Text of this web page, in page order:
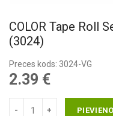
COLOR Tape Roll
(3024)
Preces kods: 3024-VG
2.39 €